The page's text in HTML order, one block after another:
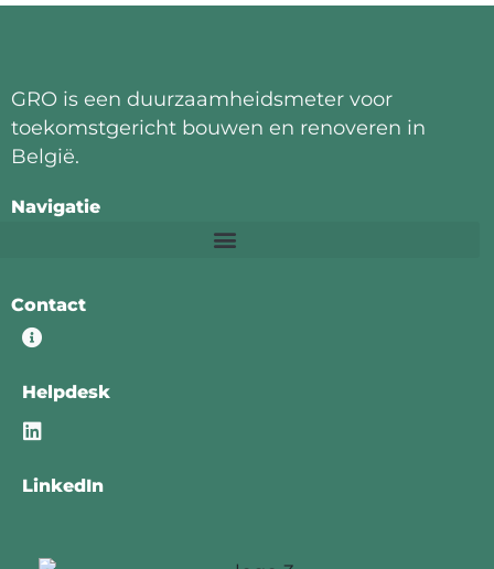
GRO is een duurzaamheidsmeter voor
toekomstgericht bouwen en renoveren in
België.
Navigatie
Contact
Helpdesk
LinkedIn